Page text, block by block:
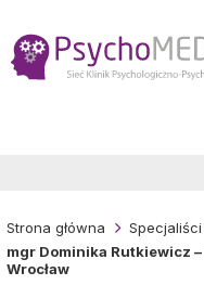
treści
Strona główna
Specjaliści
mgr Dominika Rutkiewicz
Wrocław